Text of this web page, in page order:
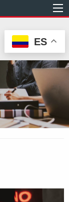
ES